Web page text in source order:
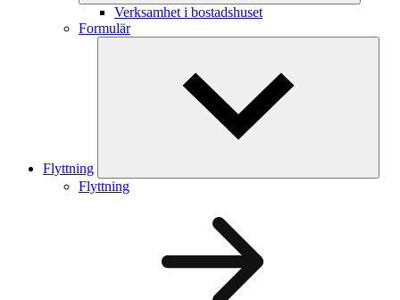
Verksamhet i bostadshuset
Formulär
Flyttning
Flyttning